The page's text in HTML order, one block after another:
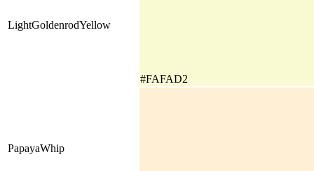
LightGoldenrodYellow
#FAFAD2
PapayaWhip